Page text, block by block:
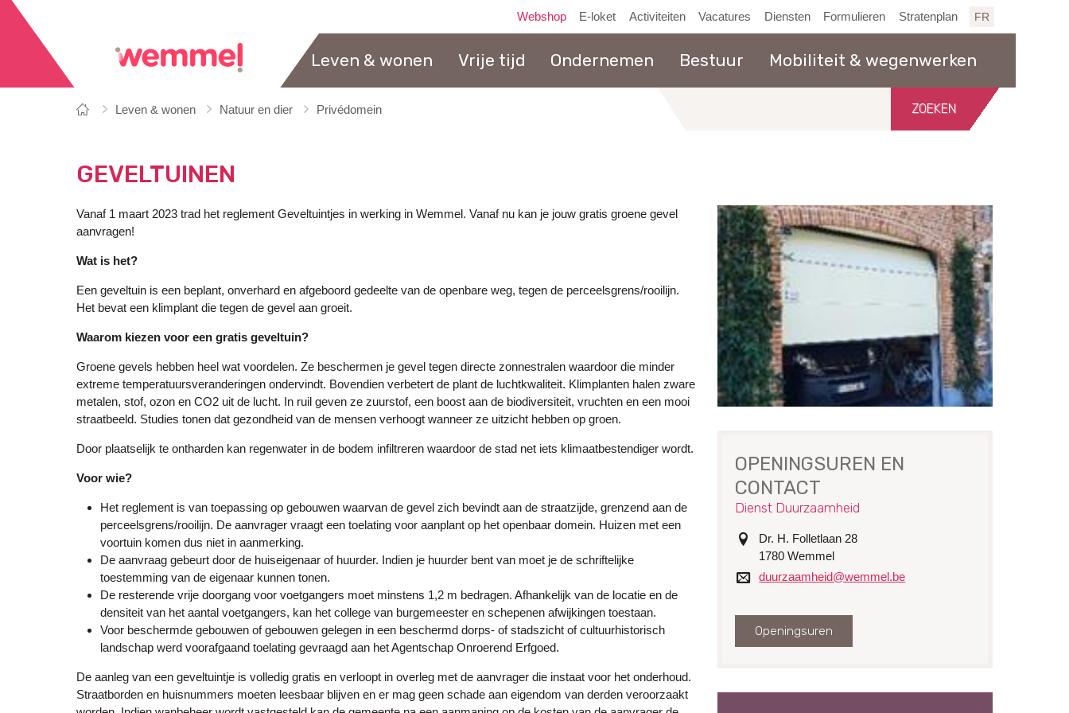
Webshop E-loket Activiteiten Vacatures Diensten Formulieren Stratenplan FR
Leven & wonen Vrije tijd Ondernemen Bestuur Mobiliteit & wegenwerken
bent
Startpagina
Leven & wonen Natuur en dier Privédomein
GEVELTUINEN
Vanaf 1 maart 2023 trad het reglement Geveltuintjes in werking in Wemmel. Vanaf nu kan je jouw gratis groene gevel
aanvragen!
Wat is het?
Een geveltuin is een beplant, onverhard en afgeboord gedeelte van de openbare weg, tegen de perceelsgrens/rooilijn.
Het bevat een klimplant die tegen de gevel aan groeit.
Waarom kiezen voor een gratis geveltuin?
Groene gevels hebben heel wat voordelen. Ze beschermen je gevel tegen directe zonnestralen waardoor die minder
extreme temperatuursveranderingen ondervindt. Bovendien verbetert de plant de luchtkwaliteit. Klimplanten halen zware
metalen, stof, ozon en CO2 uit de lucht. In ruil geven ze zuurstof, een boost aan de biodiversiteit, vruchten en een mooi
straatbeeld. Studies tonen dat gezondheid van de mensen verhoogt wanneer ze uitzicht hebben op groen.
Door plaatselijk te ontharden kan regenwater in de bodem infiltreren waardoor de stad net iets klimaatbestendiger wordt.
Voor wie?
Het reglement is van toepassing op gebouwen waarvan de gevel zich bevindt aan de straatzijde, grenzend aan de
perceelsgrens/rooilijn. De aanvrager vraagt een toelating voor aanplant op het openbaar domein. Huizen met een
voortuin komen dus niet in aanmerking.
De aanvraag gebeurt door de huiseigenaar of huurder. Indien je huurder bent van moet je de schriftelijke
toestemming van de eigenaar kunnen tonen.
De resterende vrije doorgang voor voetgangers moet minstens 1,2 m bedragen. Afhankelijk van de locatie en de
densiteit van het aantal voetgangers, kan het college van burgemeester en schepenen afwijkingen toestaan.
Voor beschermde gebouwen of gebouwen gelegen in een beschermd dorps- of stadszicht of cultuurhistorisch
landschap werd voorafgaand toelating gevraagd aan het Agentschap Onroerend Erfgoed.
De aanleg van een geveltuintje is volledig gratis en verloopt in overleg met de aanvrager die instaat voor het onderhoud.
Straatborden en huisnummers moeten leesbaar blijven en er mag geen schade aan eigendom van derden veroorzaakt
OPENINGSUREN EN
CONTACT
Dienst Duurzaamheid
adresDr. H. Folletlaan 28
1780Wemmel
e-
duurzaamheid@wemmel.be
Openingsuren